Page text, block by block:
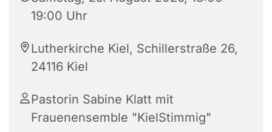
19:00 Uhr
Lutherkirche Kiel, Schillerstraße 26,
24116 Kiel
Pastorin Sabine Klatt mit
Frauenensemble "KielStimmig"